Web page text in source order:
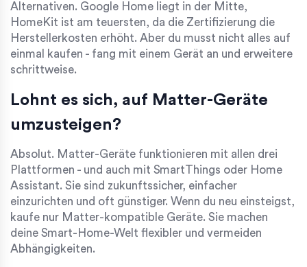
Alternativen. Google Home liegt in der Mitte,
HomeKit ist am teuersten, da die Zertifizierung die
Herstellerkosten erhöht. Aber du musst nicht alles auf
einmal kaufen - fang mit einem Gerät an und erweitere
schrittweise.
Lohnt es sich, auf Matter-Geräte
umzusteigen?
Absolut. Matter-Geräte funktionieren mit allen drei
Plattformen - und auch mit SmartThings oder Home
Assistant. Sie sind zukunftssicher, einfacher
einzurichten und oft günstiger. Wenn du neu einsteigst,
kaufe nur Matter-kompatible Geräte. Sie machen
deine Smart-Home-Welt flexibler und vermeiden
Abhängigkeiten.